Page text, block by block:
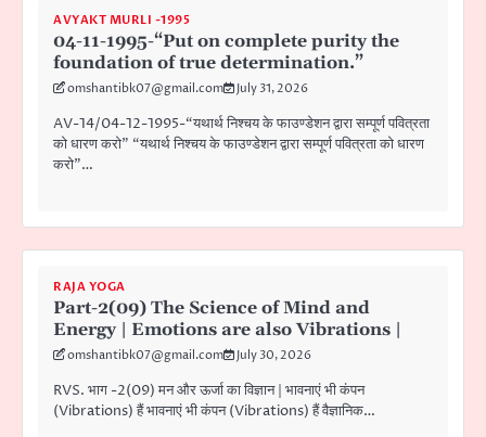
AVYAKT MURLI -1995
04-11-1995-“Put on complete purity the
foundation of true determination.”
omshantibk07@gmail.com July 31, 2026
AV-14/04-12-1995-“यथार्थ निश्चय के फाउण्डेशन द्वारा सम्पूर्ण पवित्रता
को धारण करो” “यथार्थ निश्चय के फाउण्डेशन द्वारा सम्पूर्ण पवित्रता को धारण
करो”…
RAJA YOGA
Part-2(09) The Science of Mind and
Energy | Emotions are also Vibrations |
omshantibk07@gmail.com July 30, 2026
RVS. भाग -2(09) मन और ऊर्जा का विज्ञान | भावनाएं भी कंपन
(Vibrations) हैं भावनाएं भी कंपन (Vibrations) हैं वैज्ञानिक…